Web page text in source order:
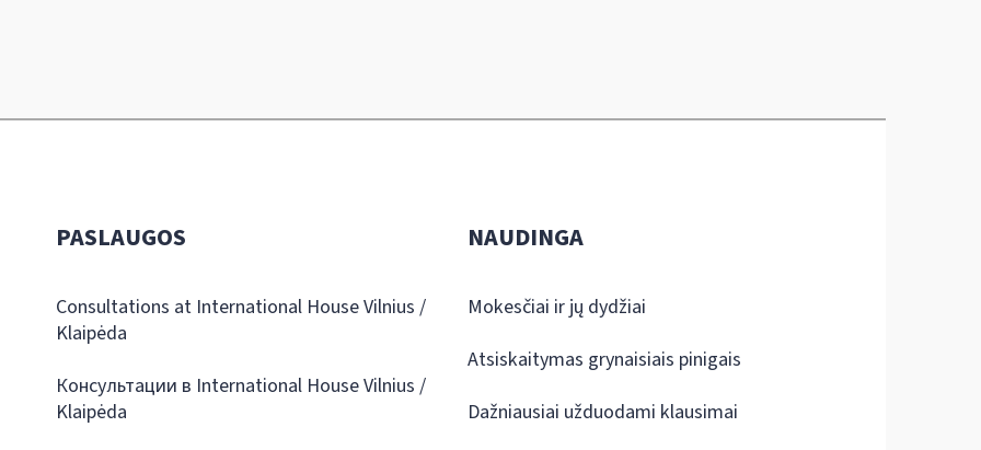
PASLAUGOS
Consultations at International House Vilnius /
Klaipėda
Консультации в International House Vilnius /
Klaipėda
NAUDINGA
Mokesčiai ir jų dydžiai
Atsiskaitymas grynaisiais pinigais
Dažniausiai užduodami klausimai